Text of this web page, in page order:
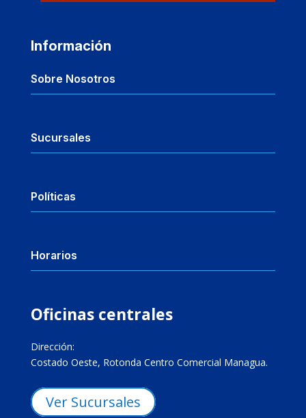
Información
Sobre Nosotros
Sucursales
Políticas
Horarios
Oficinas centrales
Dirección:
Costado Oeste, Rotonda Centro Comercial Managua.
Ver Sucursales